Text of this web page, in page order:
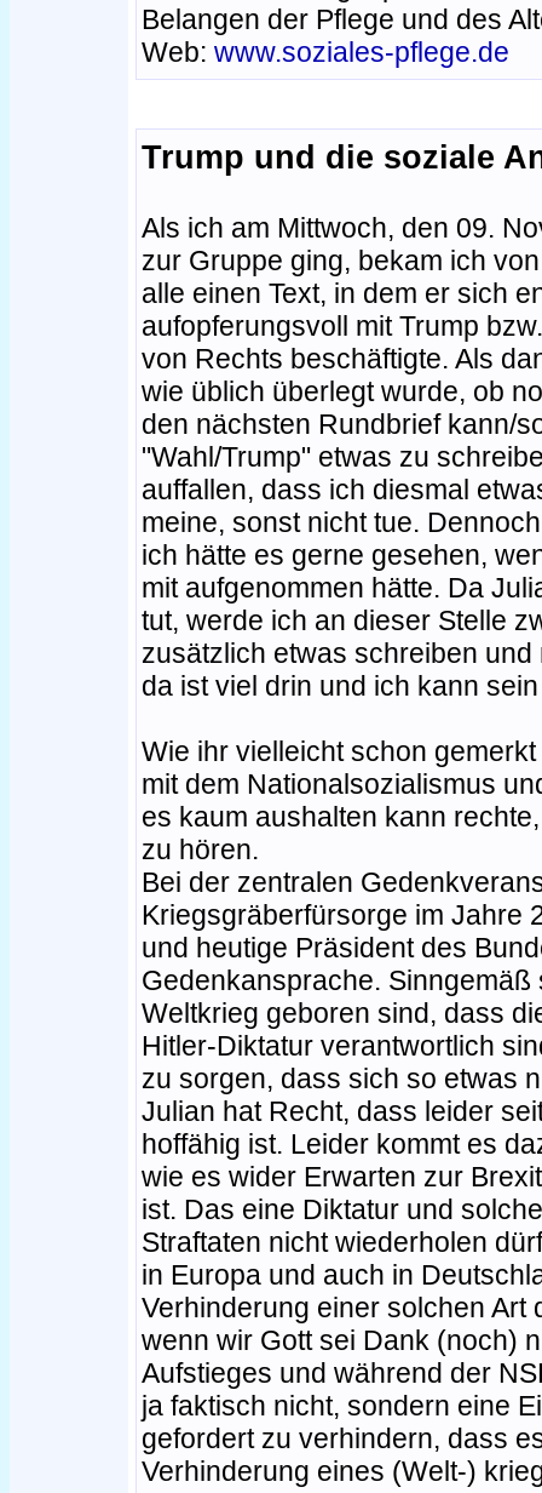
Belangen der Pflege und des
Web: www.soziales-pflege.de
Trump und die soziale
Als ich am Mittwoch, den 09.
zur Gruppe ging, bekam ich
alle einen Text, in dem er sich
aufopferungsvoll mit Trump
von Rechts beschäftigte. Als
wie üblich überlegt wurde, ob
den nächsten Rundbrief kann/
"Wahl/Trump" etwas zu
auffallen, dass ich diesmal
meine, sonst nicht tue.
ich hätte es gerne gesehen,
mit aufgenommen hätte. Da
tut, werde ich an dieser Stelle
zusätzlich etwas schreiben
da ist viel drin und ich kann
Wie ihr vielleicht schon
mit dem Nationalsozialismus
es kaum aushalten kann
zu hören.
Bei der zentralen
Kriegsgräberfürsorge im Jahre
und heutige Präsident des
Gedenkansprache.
Weltkrieg geboren sind, dass
Hitler-Diktatur verantwortlich
zu sorgen, dass sich so etwas
Julian hat Recht, dass leider
hoffähig ist. Leider kommt es
wie es wider Erwarten zur
ist. Das eine Diktatur und
Straftaten nicht wiederholen
in Europa und auch in
Verhinderung einer solchen
wenn wir Gott sei Dank (noch)
Aufstieges und während der
ja faktisch nicht, sondern eine
gefordert zu verhindern, dass
Verhinderung eines (Welt-)